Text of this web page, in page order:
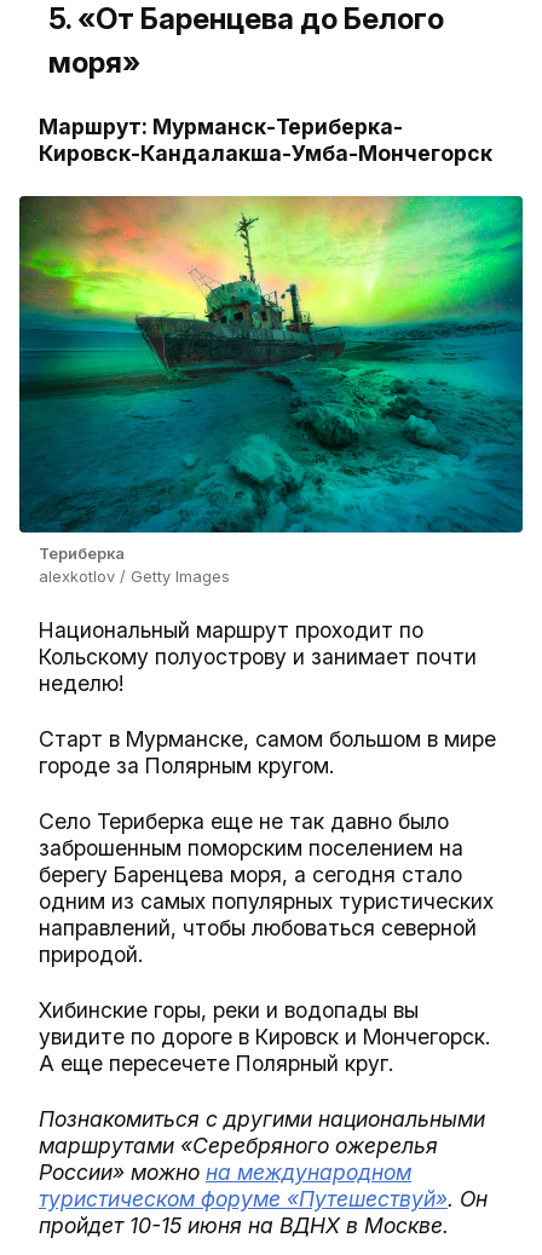
5. «От Баренцева до Белого
моря»
Маршрут: Мурманск-Териберка-
Кировск-Кандалакша-Умба-Мончегорск
Териберка
alexkotlov / Getty Images
Национальный маршрут проходит по
Кольскому полуострову и занимает почти
неделю!
Старт в Мурманске, самом большом в мире
городе за Полярным кругом.
Село Териберка еще не так давно было
заброшенным поморским поселением на
берегу Баренцева моря, а сегодня стало
одним из самых популярных туристических
направлений, чтобы любоваться северной
природой.
Хибинские горы, реки и водопады вы
увидите по дороге в Кировск и Мончегорск.
А еще пересечете Полярный круг.
Познакомиться с другими национальными
маршрутами «Серебряного ожерелья
России» можно на международном
туристическом форуме «Путешествуй». Он
пройдет 10-15 июня на ВДНХ в Москве.